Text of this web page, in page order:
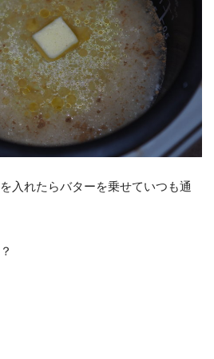
入れたらバターを乗せていつも通